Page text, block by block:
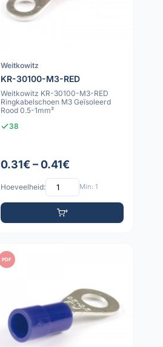
Weitkowitz
KR-30100-M3-RED
Weitkowitz KR-30100-M3-RED
Ringkabelschoen M3 Geïsoleerd
Rood 0.5-1mm²
38
0.31€ – 0.41€
Hoeveelheid: Min: 1
PDF